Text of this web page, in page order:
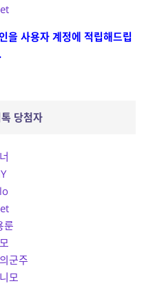
을 사용자 계정에 적립해드립
당첨자
룬
군주
모